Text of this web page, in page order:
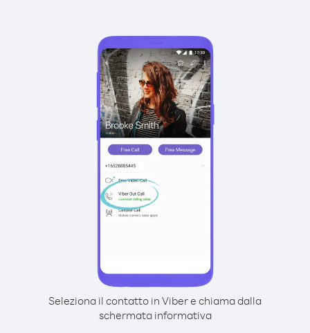
Seleziona il contatto in Viber e chiama dalla
schermata informativa